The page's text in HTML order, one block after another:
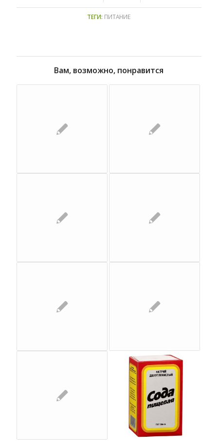
ТЕГИ: ПИТАНИЕ
Вам, возможно, понравится